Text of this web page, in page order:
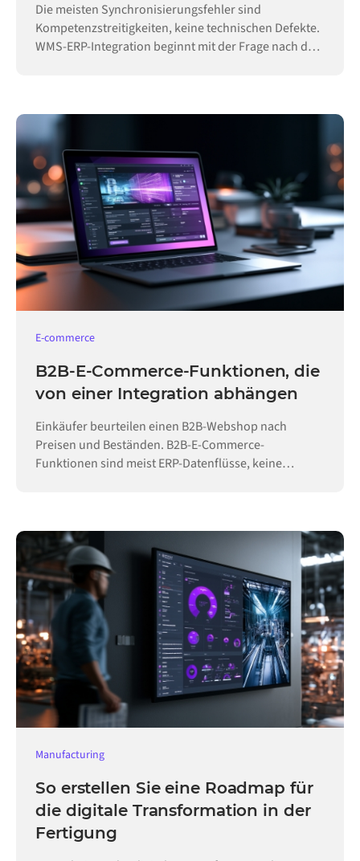
Die meisten Synchronisierungsfehler sind
Kompetenzstreitigkeiten, keine technischen Defekte.
WMS-ERP-Integration beginnt mit der Frage nach der
E-commerce
B2B-E-Commerce-Funktionen, die
von einer Integration abhängen
Einkäufer beurteilen einen B2B-Webshop nach
Preisen und Beständen. B2B-E-Commerce-
Funktionen sind meist ERP-Datenflüsse, keine
Manufacturing
So erstellen Sie eine Roadmap für
die digitale Transformation in der
Fertigung